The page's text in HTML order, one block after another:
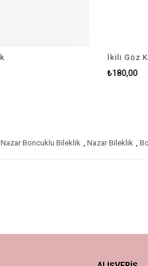
İkili Göz
₺180,00
Nazar Boncuklu Bileklik , Nazar Bileklik ,